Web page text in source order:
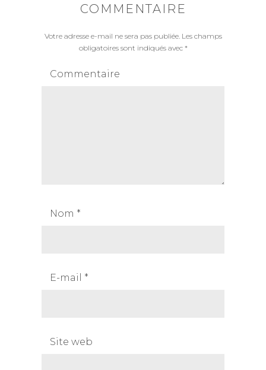
COMMENTAIRE
Votre adresse e-mail ne sera pas publiée. Les champs
obligatoires sont indiqués avec *
Commentaire
Nom *
E-mail *
Site web